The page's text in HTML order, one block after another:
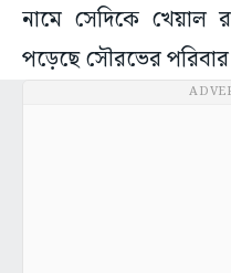
নামে সেদিকে খেয়াল
পড়েছে সৌরভের